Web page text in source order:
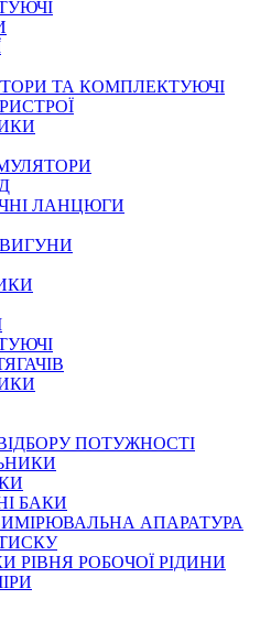
ТА КОМПЛЕКТУЮЧІ
ЛАНЦЮГИ
ПОТУЖНОСТІ
БАКИ
АПАРАТУРА
РІВНЯ РОБОЧОЇ РІДИНИ